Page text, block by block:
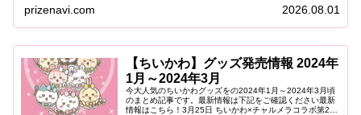
prizenavi.com 2026.08.01
【ちいかわ】グッズ発売情報 2024年
1月～2024年3月
今大人気のちいかわグッズをの2024年1月～2024年3月頃
のまとめ記事です。最新情報は下記をご確認ください最新
情報はこちら！3月25日 ちいかわ×チャルメラコラボ第2